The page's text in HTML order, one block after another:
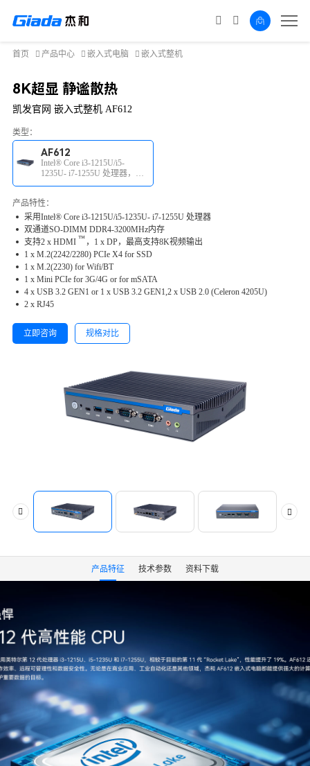
首页 产品中心 嵌入式电脑 嵌入式整机
8K超显 静谧散热
凯发官网 嵌入式整机 AF612
类型：
AF612
Intel® Core i3-1215U/i5-
1235U- i7-1255U 处理器，双
通道SO-DIMM DDR4内存，
产品特性：
采用Intel® Core i3-1215U/i5-1235U- i7-1255U 处理器
双通道SO-DIMM DDR4-3200MHz内存
支持2 x HDMI ™ ，1 x DP，最高支持8K视频输出
1 x M.2(2242/2280) PCIe X4 for SSD
1 x M.2(2230) for Wifi/BT
1 x Mini PCIe for 3G/4G or for mSATA
4x USB 3.2 GEN1 or 1 x USB 3.2 GEN1,2 x USB 2.0 (Celeron 4205U)
2x RJ45
立即咨询 规格对比
产品特征 技术参数 资料下载